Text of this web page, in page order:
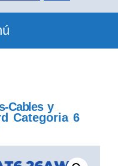
Cables y
Categoria 6